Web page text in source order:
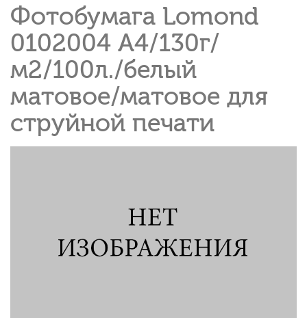
Фотобумага Lomond
0102004 A4/130г/
м2/100л./белый
матовое/матовое для
струйной печати